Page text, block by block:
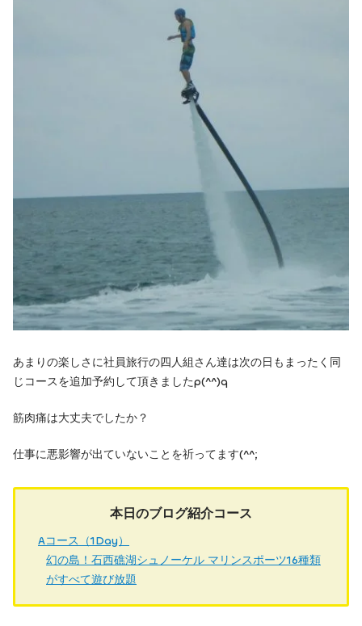
あまりの楽しさに社員旅行の四人組さん達は次の日もまったく同
じコースを追加予約して頂きましたp(^^)q
筋肉痛は大丈夫でしたか？
仕事に悪影響が出ていないことを祈ってます(^^;
本日のブログ紹介コース
Aコース（1Day）
幻の島！石西礁湖シュノーケル マリンスポーツ16種類
がすべて遊び放題